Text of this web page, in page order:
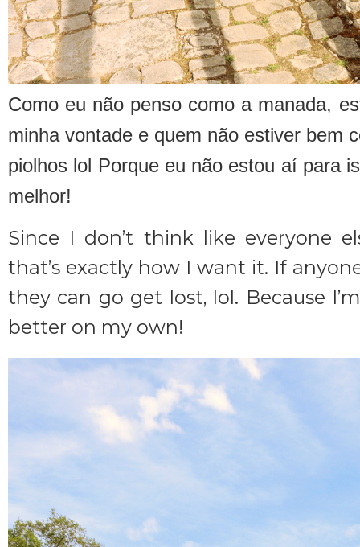
Como eu não penso como a manada,
minha vontade e quem não estiver bem
piolhos lol Porque eu não estou aí para
melhor!
Since I don’t think like everyone
that’s exactly how I want it. If
they can go get lost, lol. Because
better on my own!